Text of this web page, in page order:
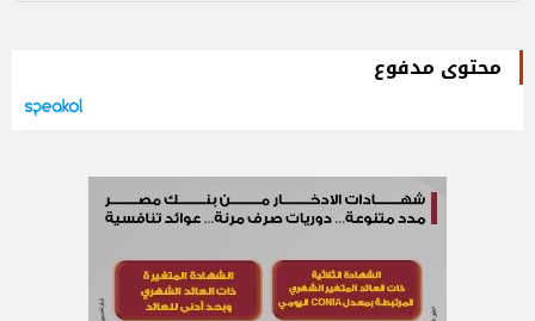
محتوى مدفوع